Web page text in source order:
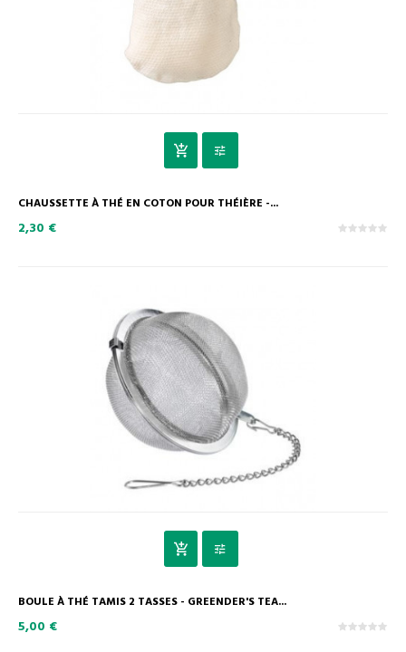
CHAUSSETTE À THÉ EN COTON POUR THÉIÈRE -...
2,30 €
BOULE À THÉ TAMIS 2 TASSES - GREENDER'S TEA...
5,00 €